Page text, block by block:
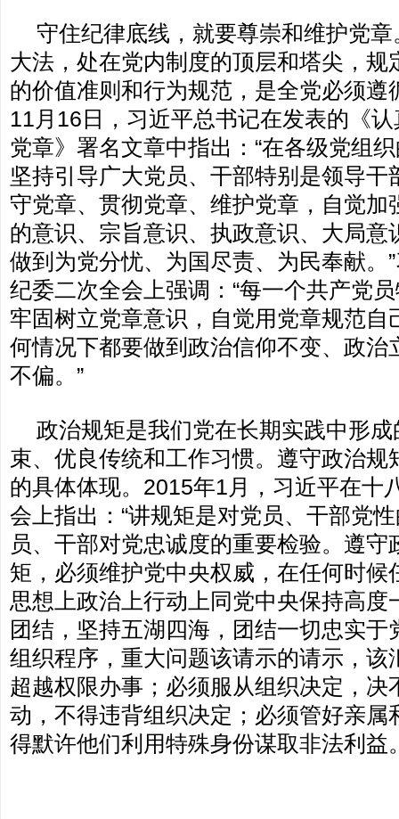
守住纪律底线，就要尊崇和维护党
大法，处在党内制度的顶层和塔尖，规
的价值准则和行为规范，是全党必须遵
11月16日，习近平总书记在发表的《
党章》署名文章中指出：“在各级党组
坚持引导广大党员、干部特别是领导干
守党章、贯彻党章、维护党章，自觉加
的意识、宗旨意识、执政意识、大局意
做到为党分忧、为国尽责、为民奉献。
纪委二次全会上强调：“每一个共产党
牢固树立党章意识，自觉用党章规范自
何情况下都要做到政治信仰不变、政治
不偏。”
政治规矩是我们党在长期实践中形
束、优良传统和工作习惯。遵守政治规
的具体体现。2015年1月，习近平在十
会上指出：“讲规矩是对党员、干部党
员、干部对党忠诚度的重要检验。遵守
矩，必须维护党中央权威，在任何时候
思想上政治上行动上同党中央保持高度
团结，坚持五湖四海，团结一切忠实于
组织程序，重大问题该请示的请示，该
超越权限办事；必须服从组织决定，决
动，不得违背组织决定；必须管好亲属
得默许他们利用特殊身份谋取非法利益